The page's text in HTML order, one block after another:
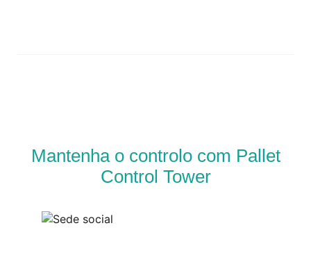
Mantenha o controlo com Pallet
Control Tower